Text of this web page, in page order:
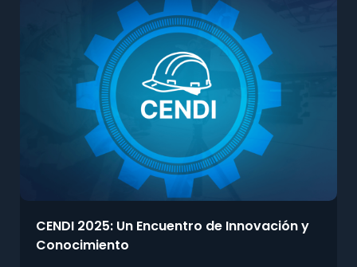
CENDI 2025: Un Encuentro de Innovación y
Conocimiento